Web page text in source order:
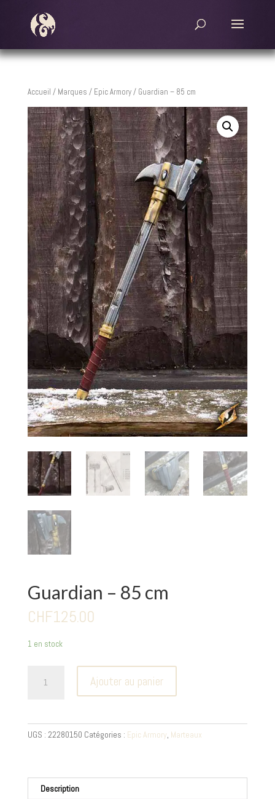
Accueil / Marques / Epic Armory/ Guardian – 85 cm
Guardian – 85 cm
CHF125.00
1 en stock
Ajouter au panier
UGS : 22280150 Catégories : Epic Armory, Marteaux
Description